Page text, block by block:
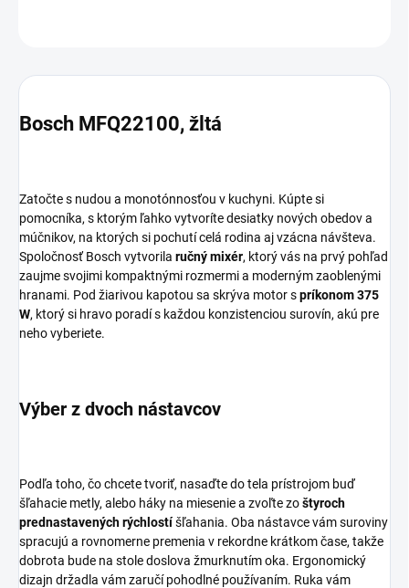
Bosch MFQ22100, žltá
Zatočte s nudou a monotónnosťou v kuchyni. Kúpte si
pomocníka, s ktorým ľahko vytvoríte desiatky nových obedov a
múčnikov, na ktorých si pochutí celá rodina aj vzácna návšteva.
Spoločnosť Bosch vytvorila ručný mixér, ktorý vás na prvý pohľad
zaujme svojimi kompaktnými rozmermi a moderným zaoblenými
hranami. Pod žiarivou kapotou sa skrýva motor spríkonom 375
W, ktorý si hravo poradí s každou konzistenciou surovín, akú pre
neho vyberiete.
Výber z dvoch nástavcov
Podľa toho, čo chcete tvoriť, nasaďte do tela prístrojom buď
šľahacie metly, alebo háky na miesenie a zvoľte zoštyroch
prednastavených rýchlostíšľahania. Oba nástavce vám suroviny
spracujú a rovnomerne premenia v rekordne krátkom čase, takže
dobrota bude na stole doslova žmurknutím oka. Ergonomický
dizajn držadla vám zaručí pohodlné používaním. Ruka vám